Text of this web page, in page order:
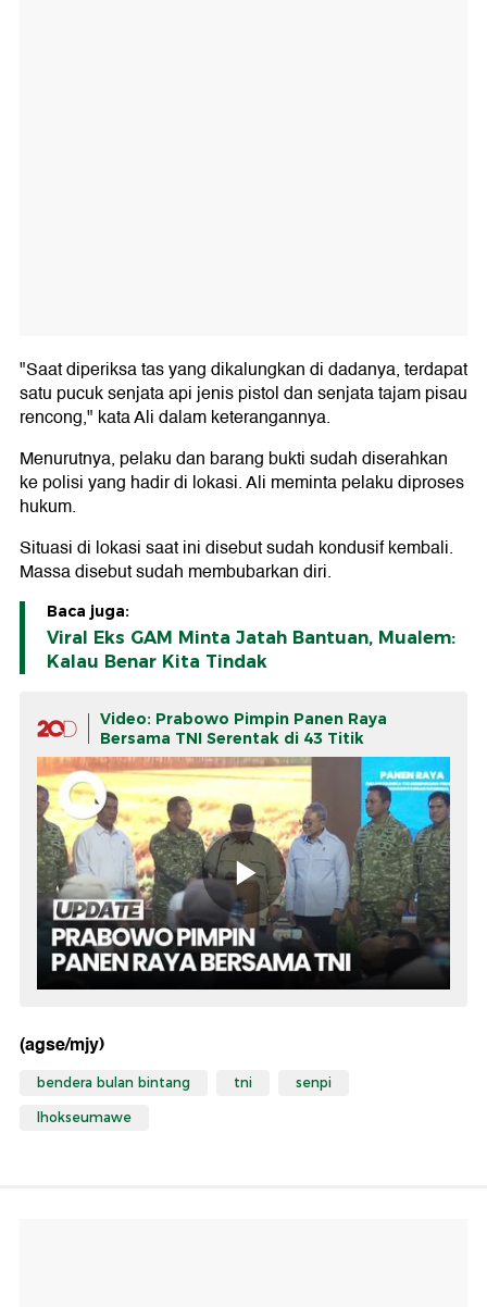
"Saat diperiksa tas yang dikalungkan di dadanya, terdapat
satu pucuk senjata api jenis pistol dan senjata tajam pisau
rencong," kata Ali dalam keterangannya.
Menurutnya, pelaku dan barang bukti sudah diserahkan
ke polisi yang hadir di lokasi. Ali meminta pelaku diproses
hukum.
Situasi di lokasi saat ini disebut sudah kondusif kembali.
Massa disebut sudah membubarkan diri.
Baca juga:
Viral Eks GAM Minta Jatah Bantuan, Mualem:
Kalau Benar Kita Tindak
Video: Prabowo Pimpin Panen Raya
Bersama TNI Serentak di 43 Titik
(agse/mjy)
bendera bulan bintang tni senpi
lhokseumawe